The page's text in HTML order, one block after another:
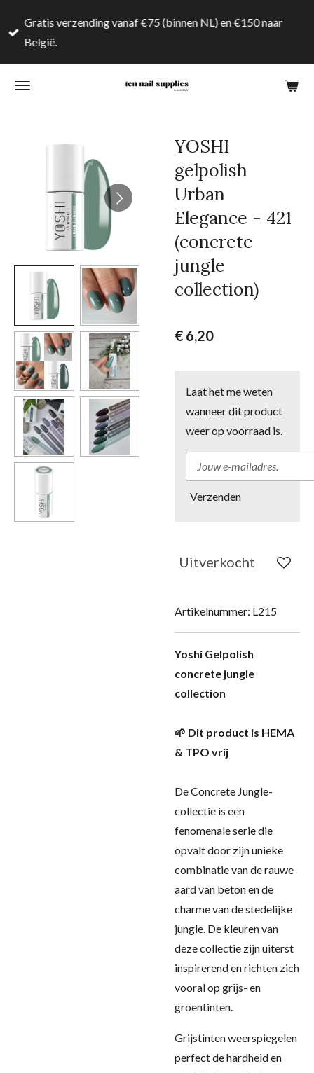
direct
hoofdinhoud
Gratis verzending vanaf €75 (binnen NL) en €150 naar
België.
YOSHI
gelpolish
Urban
Elegance - 421
(concrete
jungle
collection)
€ 6,20
Laat het me weten
wanneer dit product
weer op voorraad is.
Verzenden
Uitverkocht
Artikelnummer: L215
Yoshi Gelpolish
concrete jungle
collection
🌱 Dit product is HEMA
& TPO vrij
De Concrete Jungle-
collectie is een
fenomenale serie die
opvalt door zijn unieke
combinatie van de rauwe
aard van beton en de
charme van de stedelijke
jungle. De kleuren van
deze collectie zijn uiterst
inspirerend en richten zich
vooral op grijs- en
groentinten.
Grijstinten weerspiegelen
perfect de hardheid en